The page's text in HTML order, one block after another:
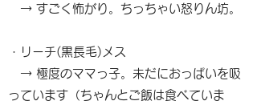
→ すごく怖がり。ちっちゃい怒りん坊。
・リーチ(黒長毛)メス
→ 極度のママっ子。未だにおっぱいを吸
っています（ちゃんとご飯は食べていま